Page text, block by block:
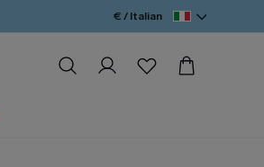
€ / Italian